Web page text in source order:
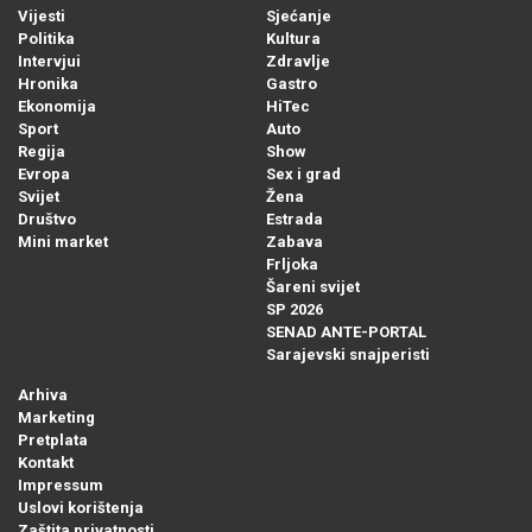
Vijesti
Politika
Intervjui
Hronika
Ekonomija
Sport
Regija
Evropa
Svijet
Društvo
Mini market
Sjećanje
Kultura
Zdravlje
Gastro
HiTec
Auto
Show
Sex i grad
Žena
Estrada
Zabava
Frljoka
Šareni svijet
SP 2026
SENAD ANTE-PORTAL
Sarajevski snajperisti
Arhiva
Marketing
Pretplata
Kontakt
Impressum
Uslovi korištenja